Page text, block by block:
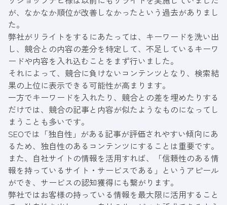
が、なかなか順位が改善しなかったという過去がありまし
た。
弊社がリライトをするにあたっては、キーワードを洗い出
し、競合との内容の差分を特定して、不足しているキーワ
ードや内容を入れ込むことをまず行いました。
それによって、競合に負けないコンテンツとなり、検索結
果の上位に表示できる可能性が高まります。
一方でキーワードを入れたり、競合との差を埋めたりする
だけでは、競合の記事と内容が似たようなものになってし
まうことも多いです。
SEOでは「独自性」がある記事が評価されやすい傾向にあ
るため、独自性のあるコンテンツにすることは重要です。
また、自社サイトの情報を活用すれば、「信頼性のある情
報を持っているサイト・サービスである」というアピール
ができ、サービスの認知獲得にも繋がります。
弊社ではお客様の持っている情報を最大限に活用すること